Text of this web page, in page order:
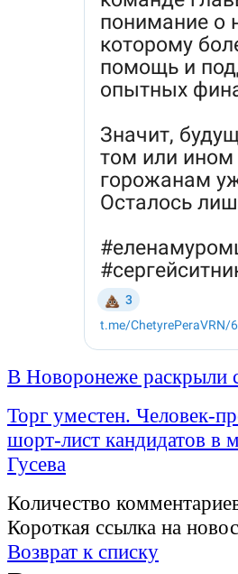
В Новоронеже раскрыли
Торг уместен. Человек-
шорт-лист кандидатов в
Гусева
Количество
Короткая ссылка на
Возврат к списку